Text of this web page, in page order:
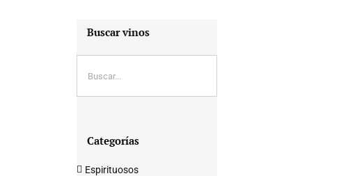
Buscar vinos
Categorías
Espirituosos